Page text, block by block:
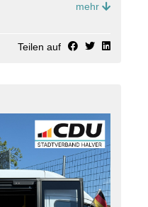
In der heutigen
die Möglichkeit, den
mehr
Teilen auf